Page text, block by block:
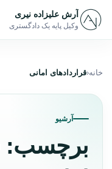
پرش به محتوا
آرش علیزاده نیری
وکیل پایه یک دادگستری
خانه قراردادهای امانی
آرشیو
برچسب: